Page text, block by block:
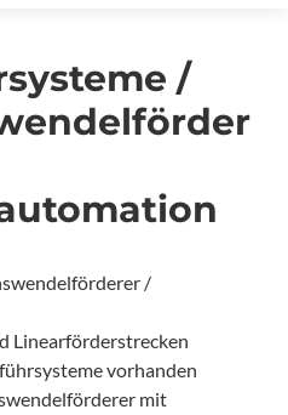
/
/
Linearförderstrecken
vorhanden
mit